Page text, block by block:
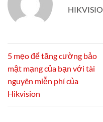
5 mẹo để tăng cường bảo
mật mạng của bạn với tài
nguyên miễn phí của
Hikvision